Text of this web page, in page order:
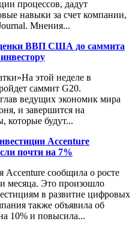
процессов, дадут
навыки за счет компании,
Мнения...
ВВП США до саммита
этой неделе в
саммит G20.
ведущих экономик мира
и завершится на
которые будут...
Accenture
почти на 7%
Accenture сообщила о росте
месяца. Это произошло
в развитие цифровых
также объявила об
10% и повысила...